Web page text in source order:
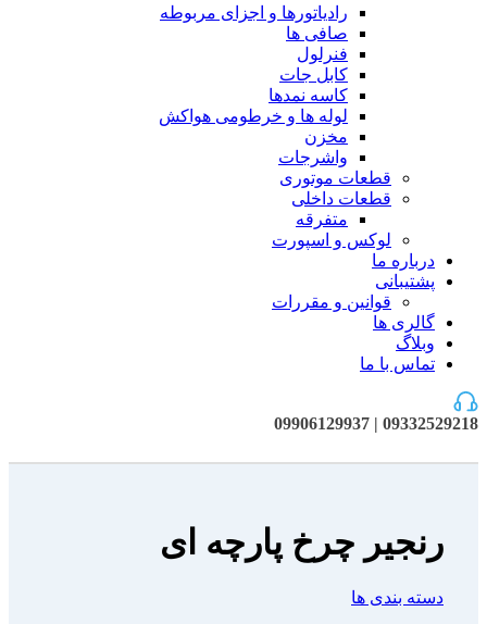
رادیاتورها و اجزای مربوطه
صافی ها
فنرلول
کابل جات
کاسه نمدها
لوله ها و خرطومی هواکش
مخزن
واشرجات
قطعات موتوری
قطعات داخلی
متفرقه
لوکس و اسپورت
درباره ما
پشتیبانی
قوانین و مقررات
گالری ها
وبلاگ
تماس با ما
09332529218 | 09906129937
رنجیر چرخ پارچه ای
دسته بندی ها